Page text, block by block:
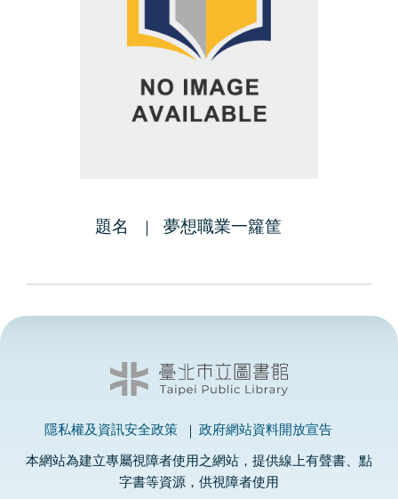
題名 夢想職業一籮筐
隱私權及資訊安全政策 政府網站資料開放宣告
本網站為建立專屬視障者使用之網站，提供線上有聲書、點
字書等資源，供視障者使用